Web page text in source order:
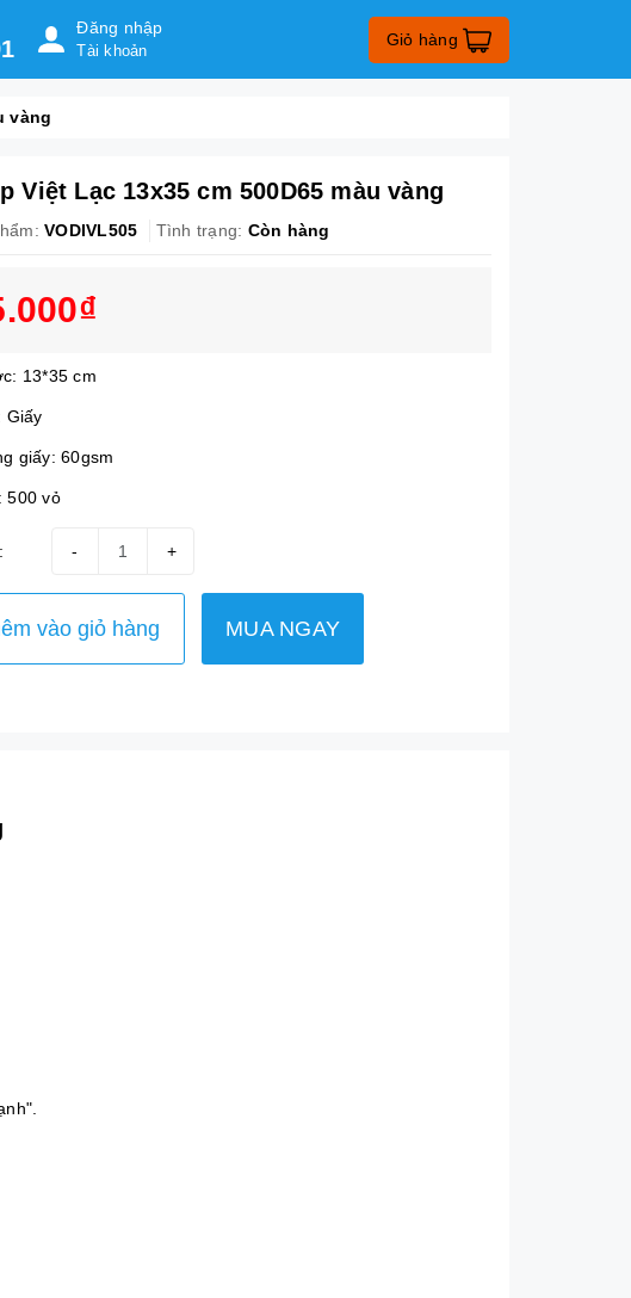
Đăng nhập
Tài khoản
Giỏ hàng
vàng
Việt Lạc 13x35 cm 500D65 màu vàng
VODIVL505 Tình trạng: Còn hàng
13*35 cm
Giấy
giấy: 60gsm
500 vỏ
+
-
vào giỏ hàng MUA NGAY